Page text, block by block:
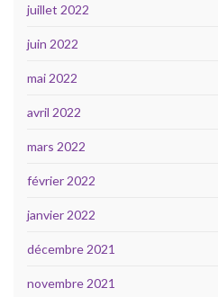
juillet 2022
juin 2022
mai 2022
avril 2022
mars 2022
février 2022
janvier 2022
décembre 2021
novembre 2021